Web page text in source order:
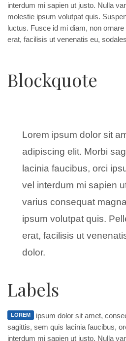
interdum mi sapien ut justo. Nulla
molestie ipsum volutpat quis.
luctus. Fusce id mi diam, non
erat, facilisis ut venenatis eu,
Blockquote
Lorem ipsum dolor sit
adipiscing elit. Morbi
lacinia faucibus, orci
vel interdum mi sapien
varius consequat
ipsum volutpat quis.
erat, facilisis ut
dolor.
Labels
LOREM
ipsum dolor sit amet,
sagittis, sem quis lacinia faucibus,
interdum mi sapien ut justo. Nulla